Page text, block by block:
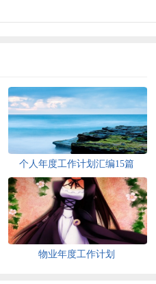
个人年度工作计划汇编15篇
物业年度工作计划